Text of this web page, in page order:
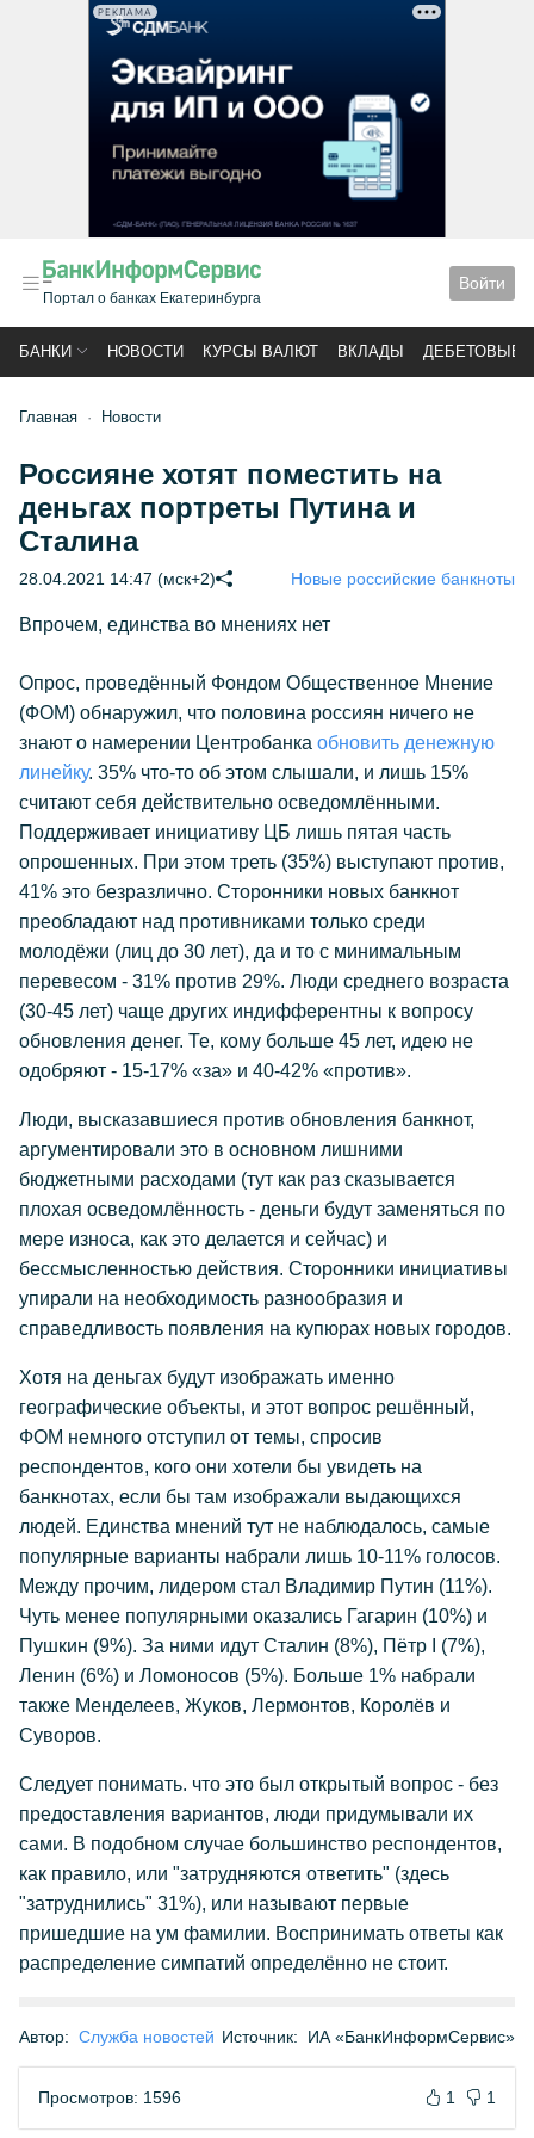
РЕКЛАМА
Портал о банках Екатеринбурга
Войти
БАНКИ НОВОСТИ КУРСЫ ВАЛЮТ ВКЛАДЫ ДЕБЕТОВЫЕ
Главная Новости
Россияне хотят поместить на
деньгах портреты Путина и
Сталина
28.04.2021 14:47 (мск+2) Новые российские банкноты
Впрочем, единства во мнениях нет
Опрос, проведённый Фондом Общественное Мнение
(ФОМ) обнаружил, что половина россиян ничего не
знают о намерении Центробанка обновить денежную
линейку. 35% что-то об этом слышали, и лишь 15%
считают себя действительно осведомлёнными.
Поддерживает инициативу ЦБ лишь пятая часть
опрошенных. При этом треть (35%) выступают против,
41% это безразлично. Сторонники новых банкнот
преобладают над противниками только среди
молодёжи (лиц до 30 лет), да и то с минимальным
перевесом - 31% против 29%. Люди среднего возраста
(30-45 лет) чаще других индифферентны к вопросу
обновления денег. Те, кому больше 45 лет, идею не
одобряют - 15-17% «за» и 40-42% «против».
Люди, высказавшиеся против обновления банкнот,
аргументировали это в основном лишними
бюджетными расходами (тут как раз сказывается
плохая осведомлённость - деньги будут заменяться по
мере износа, как это делается и сейчас) и
бессмысленностью действия. Сторонники инициативы
упирали на необходимость разнообразия и
справедливость появления на купюрах новых городов.
Хотя на деньгах будут изображать именно
географические объекты, и этот вопрос решённый,
ФОМ немного отступил от темы, спросив
респондентов, кого они хотели бы увидеть на
банкнотах, если бы там изображали выдающихся
людей. Единства мнений тут не наблюдалось, самые
популярные варианты набрали лишь 10-11% голосов.
Между прочим, лидером стал Владимир Путин (11%).
Чуть менее популярными оказались Гагарин (10%) и
Пушкин (9%). За ними идут Сталин (8%), Пётр I (7%),
Ленин (6%) и Ломоносов (5%). Больше 1% набрали
также Менделеев, Жуков, Лермонтов, Королёв и
Суворов.
Следует понимать. что это был открытый вопрос - без
предоставления вариантов, люди придумывали их
сами. В подобном случае большинство респондентов,
как правило, или "затрудняются ответить" (здесь
"затруднились" 31%), или называют первые
пришедшие на ум фамилии. Воспринимать ответы как
распределение симпатий определённо не стоит.
Автор: Служба новостей Источник: ИА «БанкИнформСервис»
Просмотров: 1596 1 1